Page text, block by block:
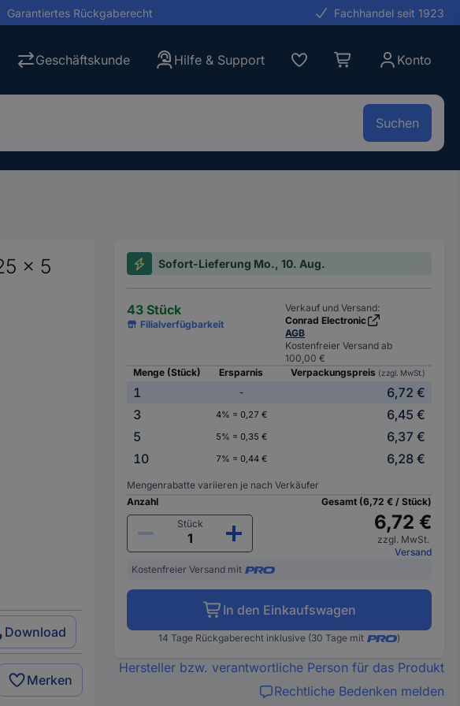
Garantiertes Rückgaberecht Fachhandel seit 1923
Geschäftskunde Hilfe & Support Konto
Suchen
x 5
Download
Merken
Sofort-Lieferung Mo., 10. Aug.
43 Stück
Filialverfügbarkeit
Verkauf und Versand:
Conrad Electronic
AGB
Kostenfreier Versand ab
100,00 €
Menge (Stück)
Ersparnis Verpackungspreis (zzgl. MwSt.)
1 -
6,72 €
3
4% = 0,27 €
6,45 €
5
5% = 0,35 €
6,37 €
10
7% = 0,44 € 6,28 €
Mengenrabatte variieren je nach Verkäufer
Anzahl
Stück
Gesamt (6,72 € / Stück)
6,72 €
zzgl. MwSt.
Versand
Kostenfreier Versand mit
In den Einkaufswagen
14 Tage Rückgaberecht inklusive (30 Tage mit )
Hersteller bzw. verantwortliche Person für das Produkt
Rechtliche Bedenken melden